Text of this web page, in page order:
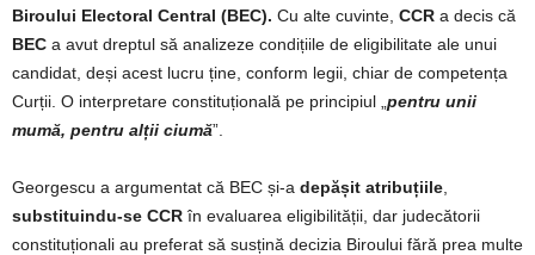
Biroului Electoral Central (BEC). Cu alte cuvinte, CCR a decis că
BEC a avut dreptul să analizeze condițiile de eligibilitate ale unui
candidat, deși acest lucru ține, conform legii, chiar de competența
Curții. O interpretare constituțională pe principiul „ pentru unii
mumă, pentru alții ciumă”.
Georgescu a argumentat că BEC și-a depășit atribuțiile
substituindu-se CCR în evaluarea eligibilității, dar judecătorii
constituționali au preferat să susțină decizia Biroului fără prea multe